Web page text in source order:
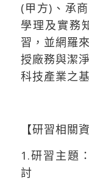
(甲方)、承
學理及實務
習，並網羅
授廠務與潔
科技產業之
【研習相關
1.研習主題
討